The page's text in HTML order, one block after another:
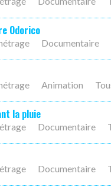
Odorico
Documentaire
Animation
la pluie
Documentaire
Documentaire